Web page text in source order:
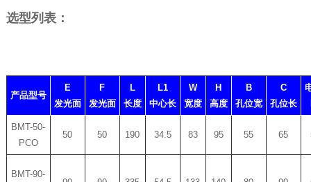
选型列表：
产品型号
E
发光面
F
发光面
L
长度
L1
中心长
W
宽度
H
高度
B
孔位宽
C
孔位长
BMT-50-
PCO
50 50 190 34.5 83 95 55 65
BMT-90-